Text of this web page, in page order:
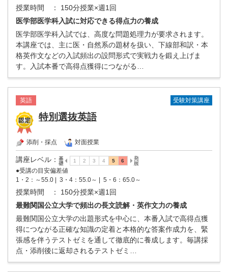
授業時間
： 150分授業×週1回
医学部医学科入試に対応できる得点力の養成
医学部医学科入試では、高度な問題処理力が要求されます。
本講座では、主に医・自然系の題材を扱い、下線部和訳・本
格英作文などの入試頻出の設問形式で実戦力を鍛え上げま
す。入試本番で高得点獲得につながる…
英語 受験対策講座
特別選抜英語
添削・採点 対面授業
講座レベル ：
●受講の目安偏差値
1・2：～55.0 |
3・4：55.0～ | 5・6：65.0～
授業時間
： 150分授業×週1回
最難関国公立大学で頻出の長文読解・英作文力の養成
最難関国公立大学の出題形式を中心に、本番入試で高得点獲
得につながる正確な知識の定着と本格的な答案作成力を、緊
張感を伴うテストゼミを通して徹底的に養成します。毎講採
点・添削後に返却されるテストゼミ…